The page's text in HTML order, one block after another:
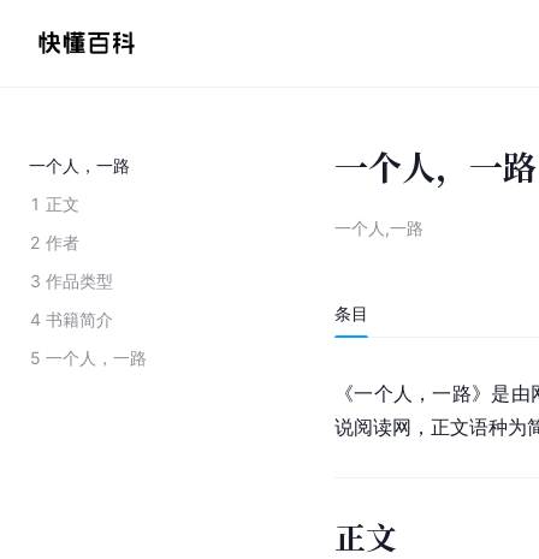
一个人，一路
1 正文
2 作者
3 作品类型
4 书籍简介
5 一个人，一路
一个人，一路
一个人,一路
条目
《一个人，一路》是
说阅读网，正文语种为
正文